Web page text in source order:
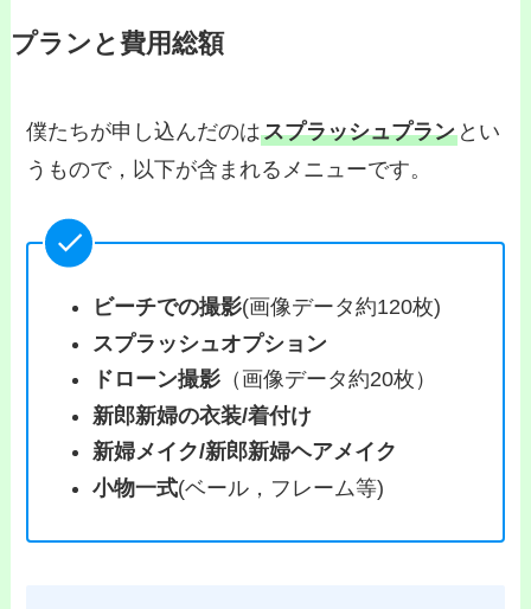
プランと費用総額
僕たちが申し込んだのはスプラッシュプラン とい
うもので，以下が含まれるメニューです。
ビーチでの撮影(画像データ約120枚)
スプラッシュオプション
ドローン撮影 （画像データ約20枚）
新郎新婦の衣装/着付け
新婦メイク/新郎新婦ヘアメイク
小物一式(ベール，フレーム等)